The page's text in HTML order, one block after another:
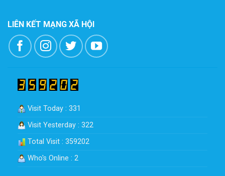
LIÊN KẾT MẠNG XÃ HỘI
Visit Today : 331
Visit Yesterday : 322
Total Visit : 359202
Who's Online : 2